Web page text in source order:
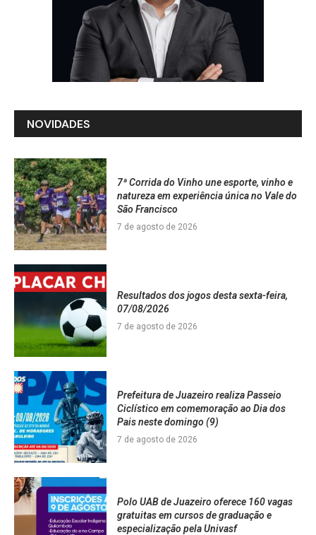
NOVIDADES
7ª Corrida do Vinho une esporte, vinho e
natureza em experiência única no Vale do
São Francisco
7 de agosto de 2026
Resultados dos jogos desta sexta-feira,
07/08/2026
7 de agosto de 2026
Prefeitura de Juazeiro realiza Passeio
Ciclístico em comemoração ao Dia dos
Pais neste domingo (9)
7 de agosto de 2026
Polo UAB de Juazeiro oferece 160 vagas
gratuitas em cursos de graduação e
especialização pela Univasf